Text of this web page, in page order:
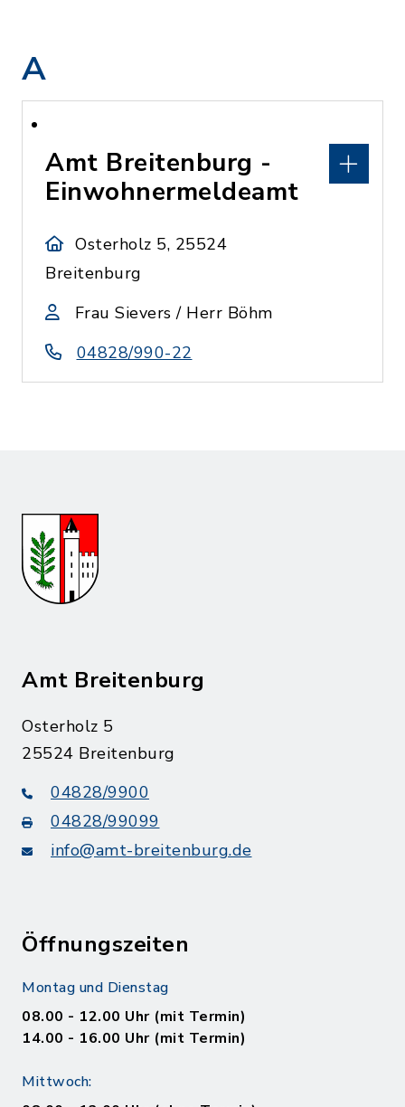
A
Amt Breitenburg -
Einwohnermeldeamt
Osterholz 5, 25524
Breitenburg
Frau Sievers / Herr Böhm
04828/990-22
Amt Breitenburg
Osterholz 5
25524 Breitenburg
04828/9900
04828/99099
info@amt-breitenburg.de
Öffnungszeiten
Montag und Dienstag
08.00 - 12.00 Uhr (mit Termin)
14.00 - 16.00 Uhr (mit Termin)
Mittwoch: